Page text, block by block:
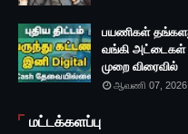
பயணிகள்
வங்கி அட்டைகள்
முறை விரைவில்
ஆவணி 07, 2026
மட்டக்களப்பு